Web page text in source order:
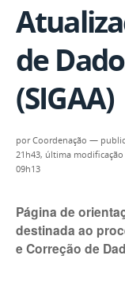
de
(SIGAA)
porCoordenação —
21h43, última modificação
09h13
Página de
destinada ao
e Correção de